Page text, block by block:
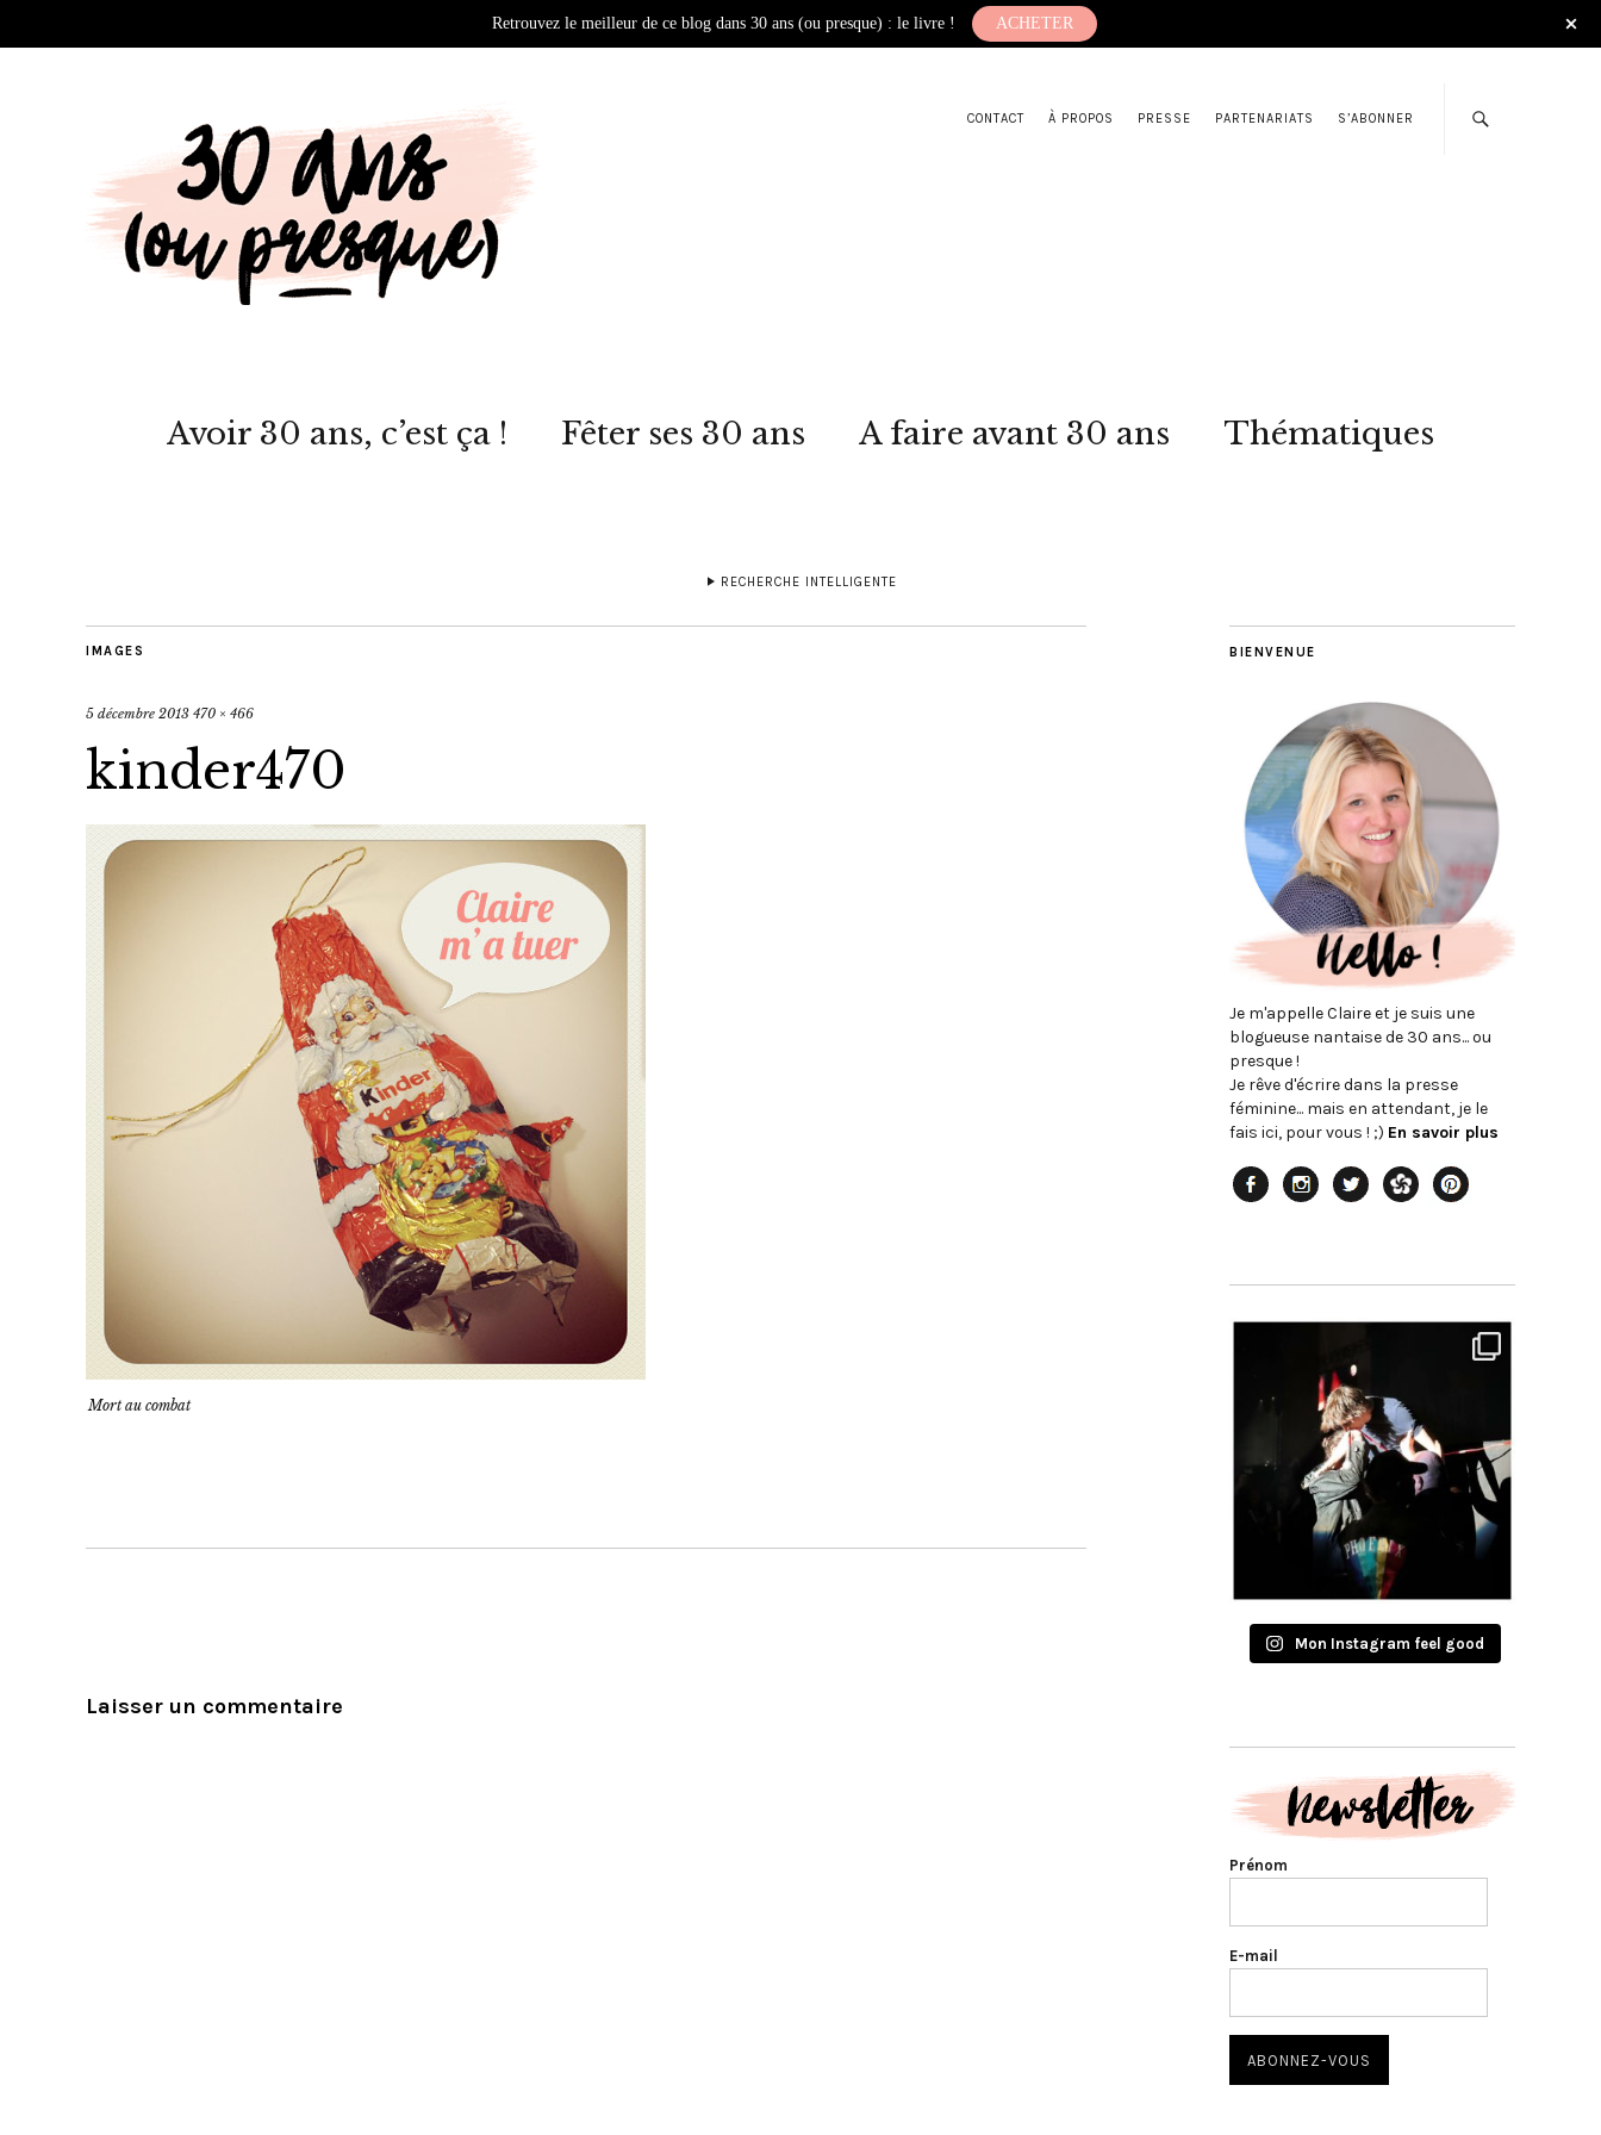
CONTACT À PROPOS PRESSE PARTENARIATS S’ABONNER
Avoir 30 ans, c’est ça ! Fêter ses 30 ans A faire avant 30 ans Thématiques
RECHERCHE INTELLIGENTE
IMAGES
5 décembre 2013 470 × 466
kinder470
Mort au combat
Laisser un commentaire
BIENVENUE
Je m'appelle Claire et je suis une
blogueuse nantaise de 30 ans... ou
presque !
Je rêve d'écrire dans la presse
féminine... mais en attendant, je le
fais ici, pour vous ! ;) En savoir plus
Mon Instagram feel good
Prénom
E-mail
Retrouvez le meilleur de ce blog dans 30 ans (ou presque) : le livre ! ACHETER